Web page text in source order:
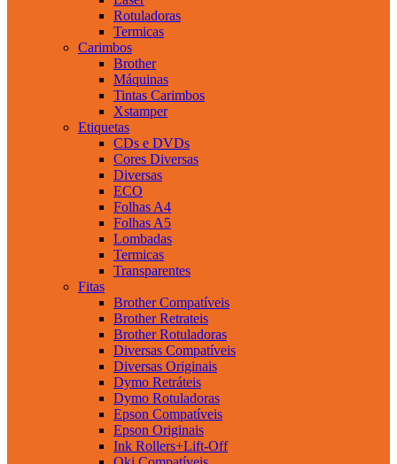
Rotuladoras
Termicas
Carimbos
Brother
Máquinas
Tintas Carimbos
Xstamper
Etiquetas
CDs e DVDs
Cores Diversas
Diversas
ECO
Folhas A4
Folhas A5
Lombadas
Termicas
Transparentes
Fitas
Brother Compatíveis
Brother Retrateis
Brother Rotuladoras
Diversas Compatíveis
Diversas Originais
Dymo Retráteis
Dymo Rotuladoras
Epson Compatíveis
Epson Originais
Ink Rollers+Lift-Off